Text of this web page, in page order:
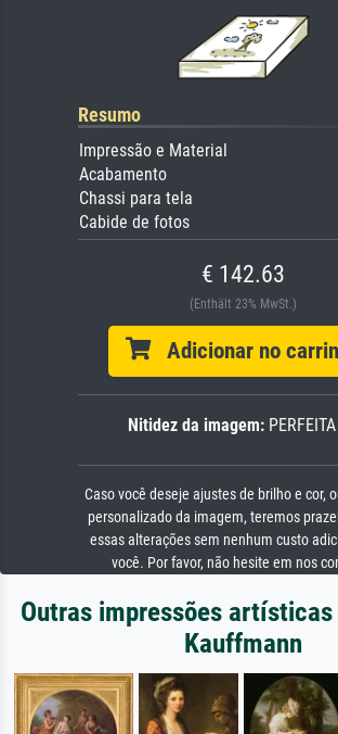
Resumo
Impressão e Material
Acabamento
Chassi para tela
Cabide de fotos
€ 142.63
(Enthält 23% MwSt.)
Adicionar no
Nitidez da imagem: PERFEITA
Caso você deseje ajustes de brilho e cor,
personalizado da imagem, teremos
essas alterações sem nenhum custo
você. Por favor, não hesite em nos
Outras impressões
Kauffmann